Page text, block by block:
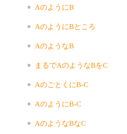
AのようにB
AのようにBところ
AのようなB
まるでAのようなBをC
AのごとくにB-C
AのようにB-C
AのようなBなC